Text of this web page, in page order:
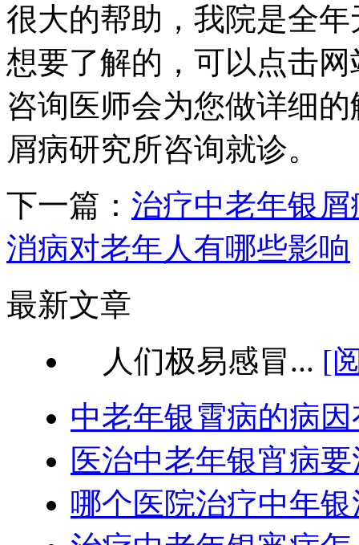
很大的帮助，我院是全
想要了解的，可以点击
咨询医师会为您做详细
屑病研究所咨询就诊。
下一篇： 治疗中老年银
消病对老年人有哪些影响
最新文章
人们极易感冒... [
中老年银霄病的病
医治中老年银宵病
哪个医院治疗中年